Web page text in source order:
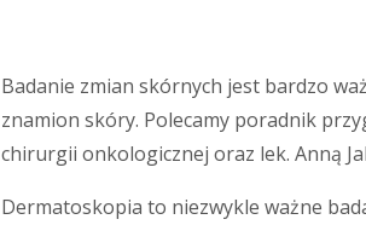
Badanie zmian skórnych jest bardzo
znamion skóry. Polecamy poradnik
chirurgii onkologicznej oraz lek. Anną
Dermatoskopia to niezwykle ważne